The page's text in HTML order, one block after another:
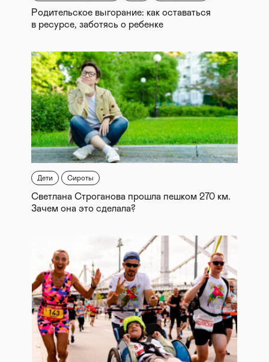
Родительское выгорание: как оставаться
в ресурсе, заботясь о ребенке
Дети Сироты
Светлана Строганова прошла пешком 270 км.
Зачем она это сделала?